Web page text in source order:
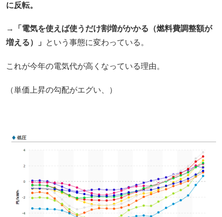
に反転。
→
「電気を使えば使うだけ割増がかかる（燃料費調整額が
増える）」
という事態に変わっている。
これが今年の電気代が高くなっている理由。
（単価上昇の勾配がエグい、）